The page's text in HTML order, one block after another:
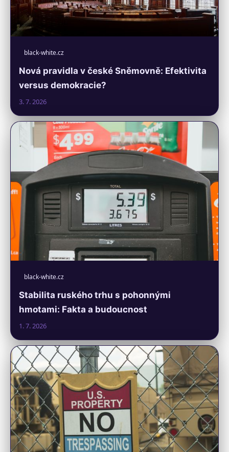
black-white.cz
Nová pravidla v české Sněmovně: Efektivita
versus demokracie?
3. 7. 2026
black-white.cz
Stabilita ruského trhu s pohonnými
hmotami: Fakta a budoucnost
1. 7. 2026